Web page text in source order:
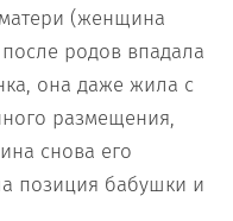
(женщина
родов впадала
она даже жила с
размещения,
снова его
позиция бабушки и